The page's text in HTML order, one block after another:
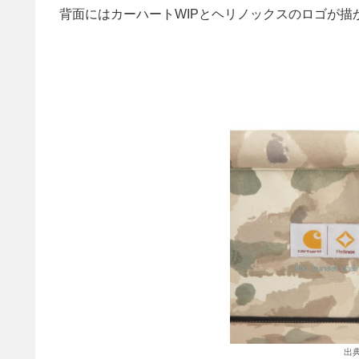
背面にはカーハートWIPとヘリノックスのロゴが描
出